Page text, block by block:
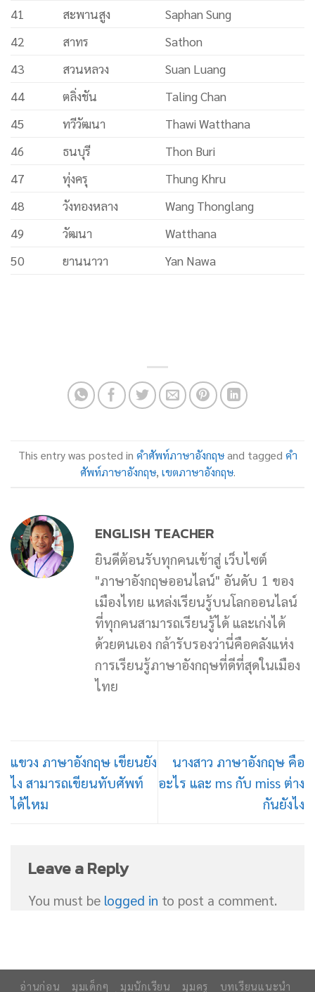
41
สะพานสูง
Saphan Sung
42
สาทร
Sathon
43
สวนหลวง
Suan Luang
44
ตลิ่งชัน
Taling Chan
45
ทวีวัฒนา
Thawi Watthana
46
ธนบุรี
Thon Buri
47
ทุ่งครุ
Thung Khru
48
วังทองหลาง
Wang Thonglang
49
วัฒนา
Watthana
50
ยานนาวา Yan Nawa
This entry was posted in คำศัพท์ภาษาอังกฤษand tagged คำ
ศัพท์ภาษาอังกฤษ, เขตภาษาอังกฤษ.
ENGLISH TEACHER
ยินดีต้อนรับทุกคนเข้าสู่ เว็บไซต์
"ภาษาอังกฤษออนไลน์" อันดับ 1 ของ
เมืองไทย แหล่งเรียนรู้บนโลกออนไลน์
ที่ทุกคนสามารถเรียนรู้ได้ และเก่งได้
ด้วยตนเอง กล้ารับรองว่านี่คือคลังแห่ง
การเรียนรู้ภาษาอังกฤษที่ดีที่สุดในเมือง
ไทย
แขวง ภาษาอังกฤษ เขียนยัง
ไง สามารถเขียนทับศัพท์
ได้ไหม
นางสาว ภาษาอังกฤษ คือ
อะไร และ ms กับ miss ต่าง
กันยังไง
Leave a Reply
You must be logged in to post a comment.
อ่านก่อน มุมเด็กๆ มุมนักเรียน มุมครู
บทเรียนแนะนำ